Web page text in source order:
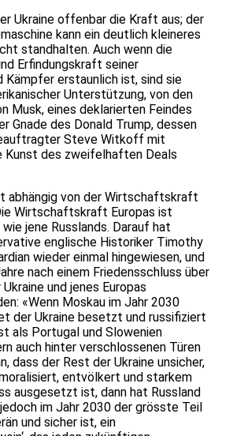
Ukraine offenbar die Kraft aus; der
kann ein deutlich kleineres
standhalten. Auch wenn die
Erfindungskraft seiner
Kämpfer erstaunlich ist, sind sie
Unterstützung, von den
Musk, eines deklarierten Feindes
Gnade des Donald Trump, dessen
Steve Witkoff mit
Kunst des zweifelhaften Deals
abhängig von der Wirtschaftskraft
Wirtschaftskraft Europas ist
jene Russlands. Darauf hat
englische Historiker Timothy
wieder einmal hingewiesen, und
nach einem Friedensschluss über
und jenes Europas
«Wenn Moskau im Jahr 2030
der Ukraine besetzt und russifiziert
als Portugal und Slowenien
auch hinter verschlossenen Türen
dass der Rest der Ukraine unsicher,
entvölkert und starkem
ausgesetzt ist, dann hat Russland
im Jahr 2030 der grösste Teil
und sicher ist, ein